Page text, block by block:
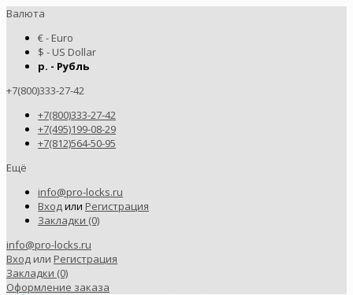
Валюта
€ - Euro
$ - US Dollar
р. - Рубль
+7(800)333-27-42
+7(800)333-27-42
+7(495)199-08-29
+7(812)564-50-95
Ещё
info@pro-locks.ru
Входили Регистрация
Закладки (0)
info@pro-locks.ru
Вход или Регистрация
Закладки (0)
Оформление заказа